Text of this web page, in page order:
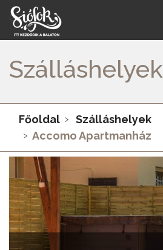
Szálláshelyek
Főoldal
Szálláshelyek
Accomo Apartmanház